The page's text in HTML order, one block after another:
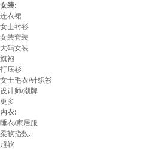
女装:
连衣裙
女士衬衫
女装套装
大码女装
旗袍
打底衫
女士毛衣/针织衫
设计师/潮牌
更多
内衣:
睡衣/家居服
柔软指数:
超软